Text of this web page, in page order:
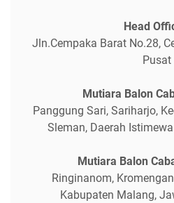
Head
Jln.Cempaka Barat No.28,
Pusat
Mutiara Balon
Panggung Sari, Sariharjo,
Sleman, Daerah
Mutiara Balon
Ringinanom,
Kabupaten Malang,